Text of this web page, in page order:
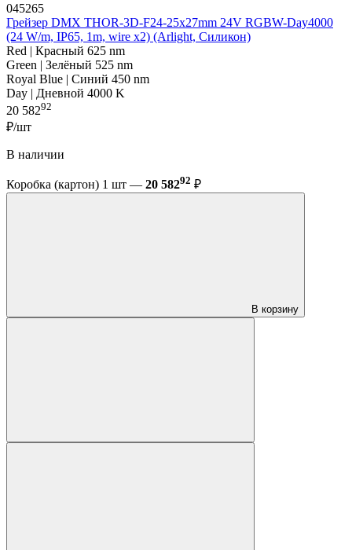
045265
Грейзер DMX THOR-3D-F24-25x27mm 24V RGBW-Day4000
(24 W/m, IP65, 1m, wire x2) (Arlight, Силикон)
Red | Красный 625 nm
Green | Зелёный 525 nm
Royal Blue | Синий 450 nm
Day | Дневной 4000 K
20 58292
₽/шт
В наличии
Коробка (картон) 1 шт — 20 58292 ₽
В корзину